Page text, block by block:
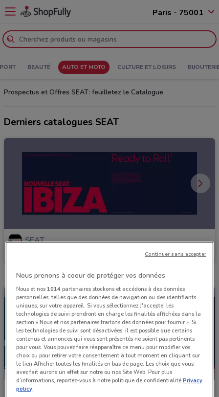
Paris - 75001
BEAUTÉ AUTO ET MOTO CULTURE ET LOISIRS
Prospectus et Offres SEAT: feuilletez le Catalogue
Derniers catalogues SEAT
SEAT
3.6 km
SEAT
Nous prenons à coeur de protéger vos données
Nous et nos 1014partenaires stockons et accédons à des données
personnelles, telles que des données de navigation ou des identifiants
uniques, sur votre appareil. Si vous sélectionnez J'accepte, les
technologies de suivi prendront en charge les finalités affichées dans la
section « Nous et nos partenaires traitons des données pour fournir ». Si
les technologies de suivi sont désactivées, il est possible que certains
contenus et annonces qui vous sont présentés ne soient pas pertinents
pour vous. Vous pouvez faire réapparaître ce menu pour modifier vos
choix ou pour retirer votre consentement à tout moment en cliquant sur
le lien Afficher toutes les finalités en bas de page. Les choix que vous
avez fait aurons un effet sur notre ou nos Site Web. Pour plus
d’informations, reportez-vous à notre politique de confidentialité.Privacy
policy
Continuer sans accepter